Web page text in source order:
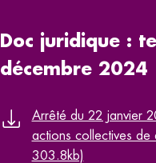
Doc juridique :
décembre 2024
Arrêté du 22 janvier
actions collectives de
303.8kb)